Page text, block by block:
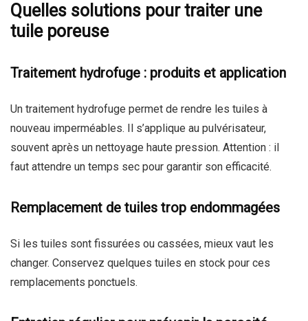
Quelles solutions pour traiter une
tuile poreuse
Traitement hydrofuge : produits et application
Un traitement hydrofuge permet de rendre les tuiles à
nouveau imperméables. Il s’applique au pulvérisateur,
souvent après un nettoyage haute pression. Attention : il
faut attendre un temps sec pour garantir son efficacité.
Remplacement de tuiles trop endommagées
Si les tuiles sont fissurées ou cassées, mieux vaut les
changer. Conservez quelques tuiles en stock pour ces
remplacements ponctuels.